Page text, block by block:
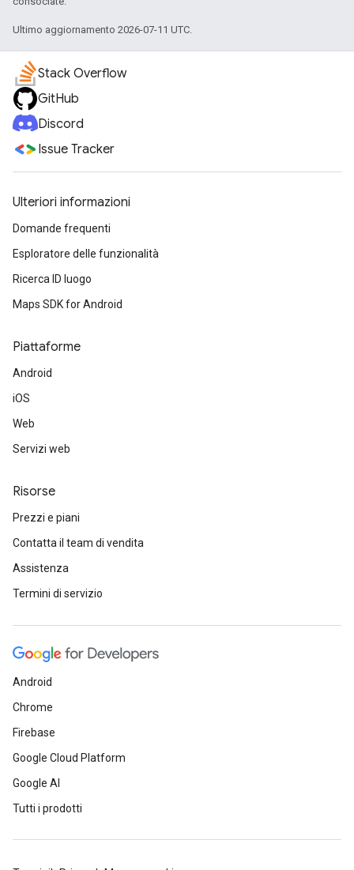
Ultimo aggiornamento 2026-07-11 UTC.
Stack Overflow
GitHub
Discord
Issue Tracker
Ulteriori informazioni
Domande frequenti
Esploratore delle funzionalità
Ricerca ID luogo
Maps SDK for Android
Piattaforme
Android
iOS
Web
Servizi web
Risorse
Prezzi e piani
Contatta il team di vendita
Assistenza
Termini di servizio
Android
Chrome
Firebase
Google Cloud Platform
Google AI
Tutti i prodotti